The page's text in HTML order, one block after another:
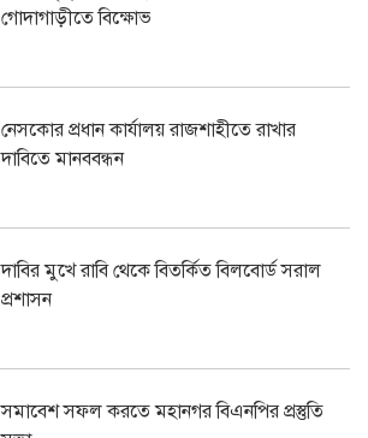
গোদাগাড়ীতে বিক্ষোভ
নেসকোর প্রধান কার্যালয় রাজশাহীতে রাখার
দাবিতে মানববন্ধন
দাবির মুখে রাবি থেকে বিতর্কিত বিলবোর্ড সরাল
প্রশাসন
সমাবেশ সফল করতে মহানগর বিএনপির প্রস্তুতি